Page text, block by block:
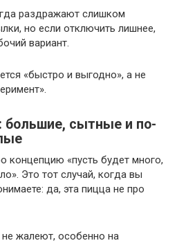
раздражают слишком
но если отключить лишнее,
вариант.
«быстро и выгодно», а не
большие, сытные и по-
концепцию «пусть будет много,
Это тот случай, когда вы
да, эта пицца не про
жалеют, особенно на